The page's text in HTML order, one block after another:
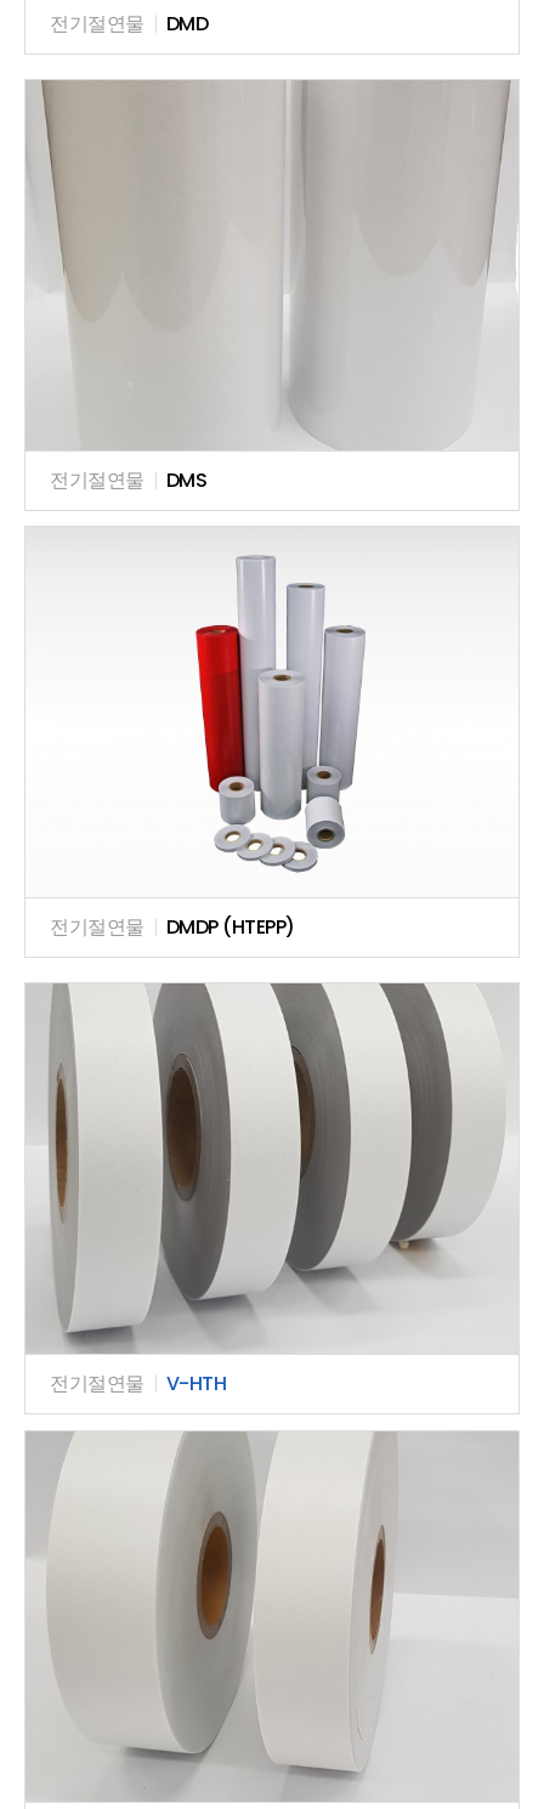
전기절연물 | DMD
전기절연물 | DMS
전기절연물 | DMDP (HTEPP)
전기절연물 | V-HTH